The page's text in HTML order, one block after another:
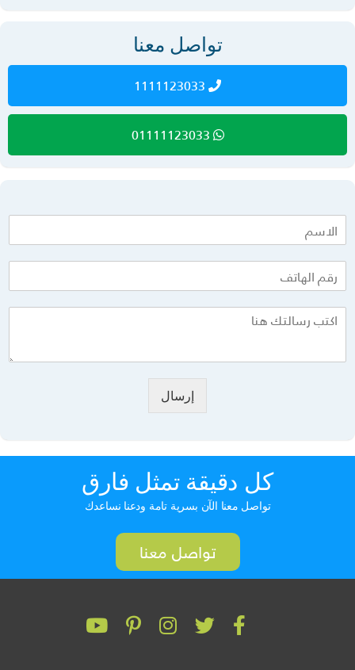
تواصل معنا
1111123033
01111123033
إرسال
كل دقيقة تمثل فارق
تواصل معنا الآن بسرية تامة ودعنا نساعدك
تواصل معنا